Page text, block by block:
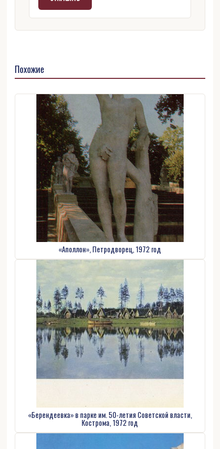
Похожие
«Аполлон», Петродворец, 1972 год
«Берендеевка» в парке им. 50-летия Советской власти,
Кострома, 1972 год